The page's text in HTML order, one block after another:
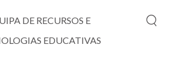
DE RECURSOS E
EDUCATIVAS